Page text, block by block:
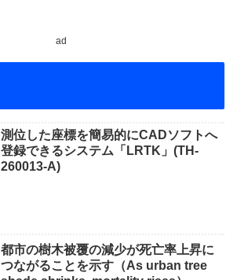
ad
測位した座標を簡易的にCADソフトへ
登録できるシステム「LRTK」(TH-
260013-A)
都市の樹木被覆の減少が死亡率上昇に
つながることを示す（As urban tree